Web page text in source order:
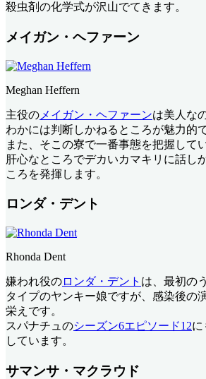
殺虫剤の化学式が沢山でてきます。
メイガン・ヘファーン
Meghan Heffern
主役の メイガン・ヘファーンは美人な
わかには判断しかねるところが魅力的で
また、そこの寮で一番事態を把握して
肝心なところでデカいカマキリに話し
ころを発揮します。
ロンダ・デント
Rhonda Dent
嫌われ役のロンダ・デント は、最初の
タイプのヤンキー娘ですが、感染後の
栄えです。
スパナチュのシーズン6エピソード12に
しています。
サマンサ・マクラウド